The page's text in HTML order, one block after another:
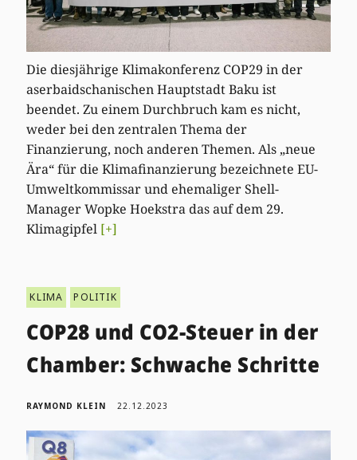
Die diesjährige Klimakonferenz COP29 in der
aserbaidschanischen Hauptstadt Baku ist
beendet. Zu einem Durchbruch kam es nicht,
weder bei den zentralen Thema der
Finanzierung, noch anderen Themen. Als „neue
Ära“ für die Klimafinanzierung bezeichnete EU-
Umweltkommissar und ehemaliger Shell-
Manager Wopke Hoekstra das auf dem 29.
Klimagipfel [+]
KLIMA POLITIK
COP28 und CO2-Steuer in der
Chamber: Schwache Schritte
RAYMOND KLEIN 22.12.2023